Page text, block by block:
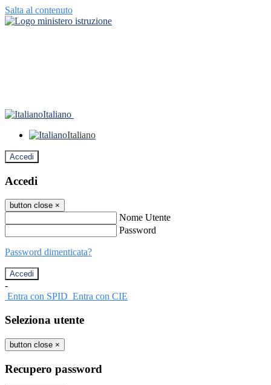
Salta al contenuto
Italiano
Italiano
Accedi
Accedi
button close ×
Nome Utente
Password
Password dimenticata?
-
Entra con SPID Entra con CIE
Seleziona utente
button close ×
Recupero password